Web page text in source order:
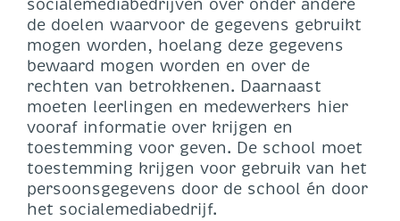
socialemediabedrijven over onder andere
de doelen waarvoor de gegevens gebruikt
mogen worden, hoelang deze gegevens
bewaard mogen worden en over de
rechten van betrokkenen. Daarnaast
moeten leerlingen en medewerkers hier
vooraf informatie over krijgen en
toestemming voor geven. De school moet
toestemming krijgen voor gebruik van het
persoonsgegevens door de school én door
het socialemediabedrijf.